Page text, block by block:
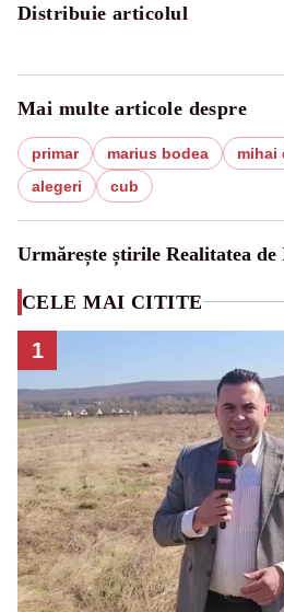
Distribuie articolul
Mai multe articole despre
primar marius bodea mihai
alegeri
cub
Urmărește știrile Realitatea de
CELE MAI CITITE
1